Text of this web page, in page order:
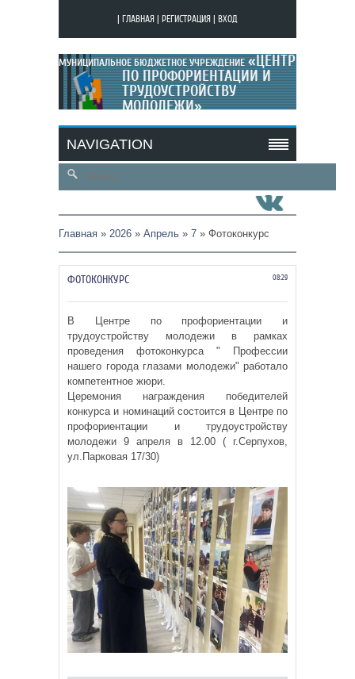
ГЛАВНАЯ РЕГИСТРАЦИЯ ВХОД
МУНИЦИПАЛЬНОЕ БЮДЖЕТНОЕ УЧРЕЖДЕНИЕ «ЦЕНТР
ПО ПРОФОРИЕНТАЦИИ И
ТРУДОУСТРОЙСТВУ
МОЛОДЕЖИ»
NAVIGATION
Главная » 2026 » Апрель » 7 » Фотоконкурс
08:29
ФОТОКОНКУРС
В Центре по профориентации и
трудоустройству молодежи в рамках
проведения фотоконкурса " Профессии
нашего города глазами молодежи" работало
компетентное жюри.
Церемония награждения победителей
конкурса и номинаций состоится в Центре по
профориентации и трудоустройству
молодежи 9 апреля в 12.00 ( г.Серпухов,
ул.Парковая 17/30)